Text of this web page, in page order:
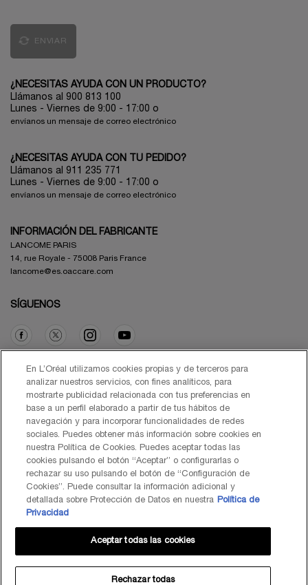
ENVIAR
¿NECESITAS AYUDA CON UN PRODUCTO?
Llámanos al 900 813 100
Lunes - Viernes de 9:00 - 17:00 o
envíanos un mensaje de correo electrónico
¿NECESITAS AYUDA CON TU PEDIDO?
Llámanos al 911 235 771
Lunes - Viernes de 9:00 - 17:00 o
envíanos un mensaje de correo electrónico
INFORMACIÓN DEL FABRICANTE
LANCOME PARIS
14, rue Royale - 75008 Paris France
lancome@es.oaccare.com
SÍGUENOS
Opción de compra
€ - ES (ES)
© Lancôme 2026
Black Friday
En L’Oréal utilizamos cookies propias y de terceros para
analizar nuestros servicios, con fines analíticos, para
mostrarte publicidad relacionada con tus preferencias en
base a un perfil elaborado a partir de tus hábitos de
navegación y para incorporar funcionalidades de redes
sociales. Puedes obtener más información sobre cookies en
nuestra Política de Cookies. Puedes aceptar todas las
cookies pulsando el botón “Aceptar” o configurarlas o
rechazar su uso pulsando el botón de “Configuración de
Cookies”. Puede consultar la información adicional y
detallada sobre Protección de Datos en nuestra Política de
Privacidad
Rechazar todas
Aceptar todas las cookies